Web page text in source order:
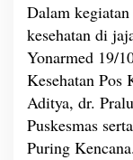
Dalam
kesehatan di
Yonarmed 19/
Kesehatan
Aditya, dr.
Puskesmas
Puring Kencana.